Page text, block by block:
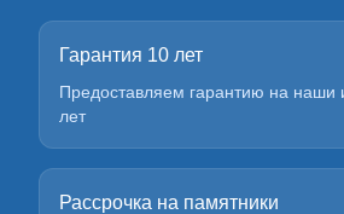
Гарантия 10 лет
Предоставляем гарантию на наши
лет
Рассрочка на памятники